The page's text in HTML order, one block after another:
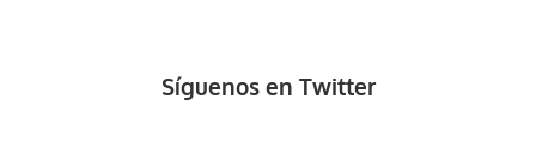
Síguenos en Twitter